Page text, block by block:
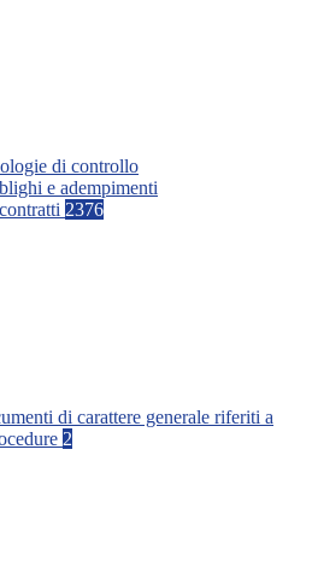
di controllo
e adempimenti
2376
di carattere generale riferiti a
2